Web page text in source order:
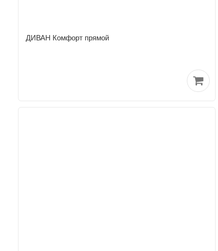
ДИВАН Комфорт прямой